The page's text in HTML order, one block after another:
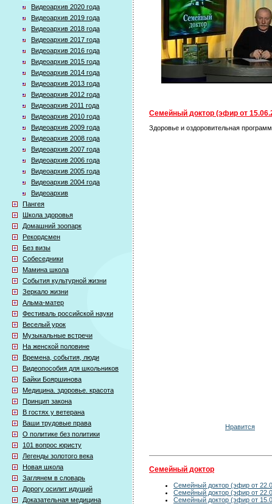
Видеоархив 2020 года
Видеоархив 2019 года
Видеоархив 2018 года
Видеоархив 2017 года
Видеоархив 2016 года
Видеоархив 2015 года
Видеоархив 2014 года
Видеоархив 2013 года
Видеоархив 2012 года
Видеоархив 2011 года
Видеоархив 2010 года
Видеоархив 2009 года
Видеоархив 2008 года
Видеоархив 2007 года
Видеоархив 2006 года
Видеоархив 2005 года
Видеоархив 2004 года
Видеоархив
Пангея
Школа здоровья
Домашний зоопарк
Рекордсмен
Без визы
Собеседники
Мамина школа
События культурной жизни
Зеркало жизни
Альма-матер
Фестиваль российской науки
Веселый урок
Музыкальные встречи
На женской половине
Времена, события, люди
Видеопособия для школьников
Байки Бояршинова
Медицина. здоровье. красота
Принцип закона
В гостях у ветерана
Ваши трудовые права
О политике без политики
101 вопрос юристу
Легенды золотого века
Новая школа
Заглянем в словарь
Дорогу осилит идущий
Доказательная медицина
Семейный доктор (эфир от
Здоровье и оздоровительная
Нравится
Семейный доктор
Семейный доктор (эфир от
Семейный доктор (эфир от
Семейный доктор (эфир от